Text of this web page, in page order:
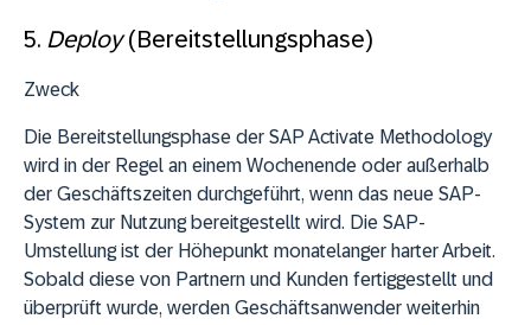
5. Deploy(Bereitstellungsphase)
Zweck
Die Bereitstellungsphase der SAP Activate Methodology
wird in der Regel an einem Wochenende oder außerhalb
der Geschäftszeiten durchgeführt, wenn das neue SAP-
System zur Nutzung bereitgestellt wird. Die SAP-
Umstellung ist der Höhepunkt monatelanger harter Arbeit.
Sobald diese von Partnern und Kunden fertiggestellt und
überprüft wurde, werden Geschäftsanwender weiterhin